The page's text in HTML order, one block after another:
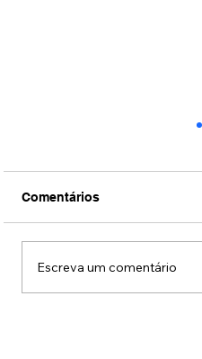
Comentários
Escreva um comentário